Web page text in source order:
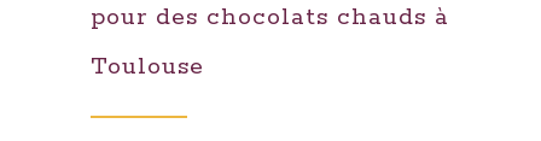
pour des chocolats chauds à
Toulouse